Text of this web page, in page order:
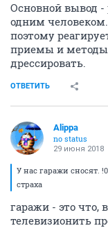
Основной вывод -
одним
поэтому
приемы и методы
дрессировать.
ОТВЕТИТЬ
Alippa
no status
29 июня 2018
У нас гаражи сносят.
страха
гаражи - это что,
телевизионить